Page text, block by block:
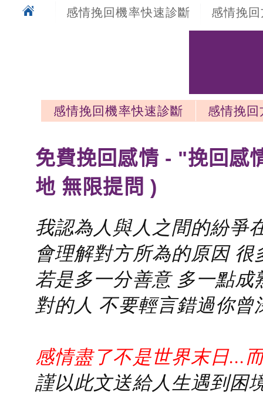
感情挽回機率快速診斷 感情挽
感情挽回機率快速診斷
感情挽
免費挽回感情 - "挽回感
地 無限提問 )
我認為人與人之間的紛爭
會理解對方所為的原因
若是多一分善意 多一點
對的人 不要輕言錯過你曾
感情盡了不是世界末日...
謹以此文送給人生遇到困